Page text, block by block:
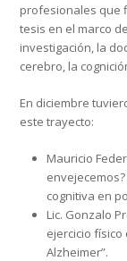
profesionales que
tesis en el marco
investigación, la
cerebro, la
En diciembre
este trayecto:
Mauricio
cognitiva en
Lic. Gonzalo
ejercicio
Alzheimer”.